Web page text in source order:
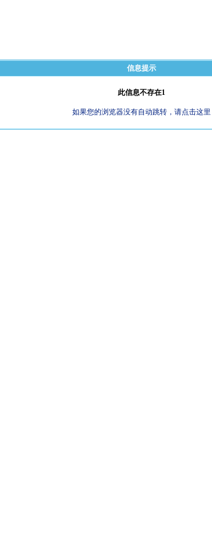
信息提示
此信息不存在1
如果您的浏览器没有自动跳转，请点击这里